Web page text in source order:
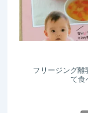
フリージング離
て食